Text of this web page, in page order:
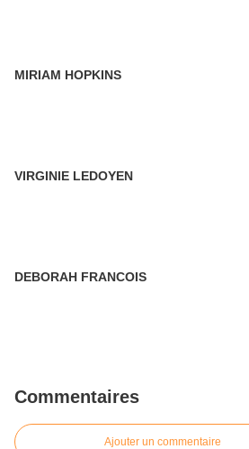
MIRIAM HOPKINS
VIRGINIE LEDOYEN
DEBORAH FRANCOIS
Commentaires
Ajouter un commentaire